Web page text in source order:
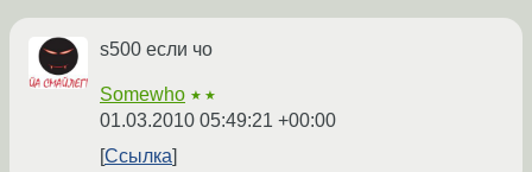
s500 если чо
Somewho ★★
01.03.2010 05:49:21 +00:00
Ссылка